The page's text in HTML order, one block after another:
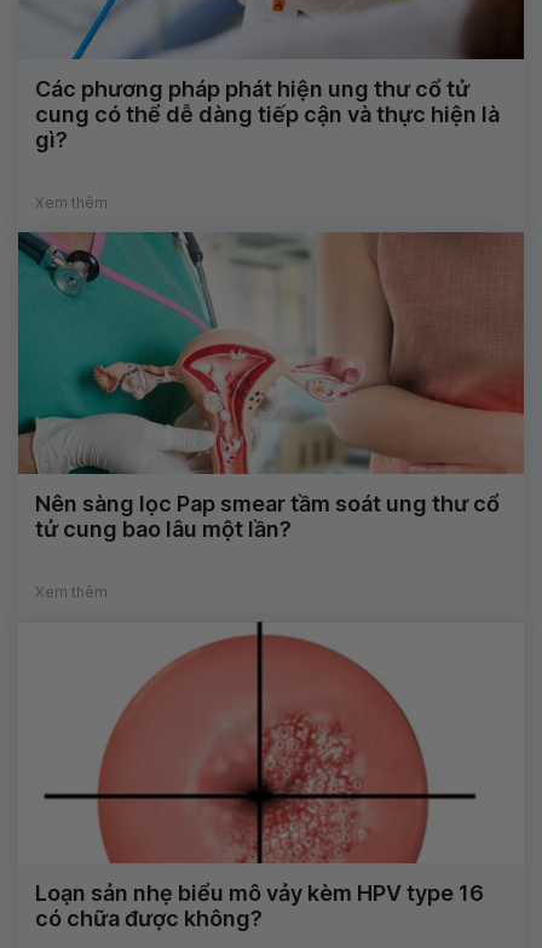
Các phương pháp phát hiện ung thư cổ tử
cung có thể dễ dàng tiếp cận và thực hiện là
gì?
Xem thêm
Nên sàng lọc Pap smear tầm soát ung thư cổ
tử cung bao lâu một lần?
Xem thêm
Loạn sản nhẹ biểu mô vảy kèm HPV type 16
có chữa được không?